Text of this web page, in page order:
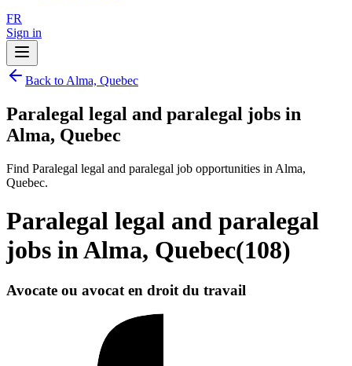
FR
Sign in
Back to Alma, Quebec
Paralegal legal and paralegal jobs in
Alma, Quebec
Find Paralegal legal and paralegal job opportunities in Alma,
Quebec.
Paralegal legal and paralegal
jobs in Alma, Quebec(108)
Avocate ou avocat en droit du travail